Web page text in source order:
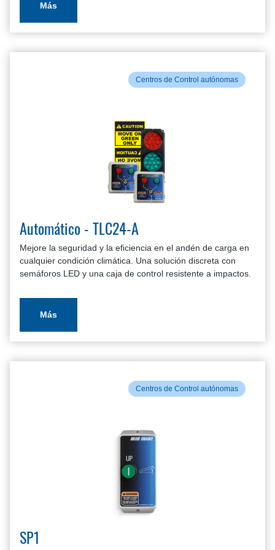
Más
Centros de Control autónomas
Automático - TLC24-A
Mejore la seguridad y la eficiencia en el andén de carga en
cualquier condición climática. Una solución discreta con
semáforos LED y una caja de control resistente a impactos.
Más
Centros de Control autónomas
SP1